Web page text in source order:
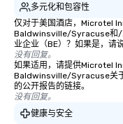
多元化和包容性
仅对于美国酒店，Microtel
Baldwinsville/Syracuse和/
业企业（BE）？如果是，请
没有回复。
如果适用，请提供Microtel
Baldwinsville/Syracuse关
的公开报告的链接。
没有回复。
健康与安全